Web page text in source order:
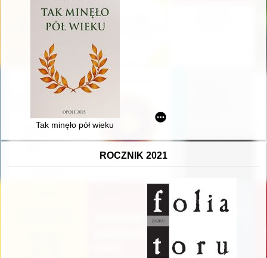
Tak minęło pół wieku
ROCZNIK 2021